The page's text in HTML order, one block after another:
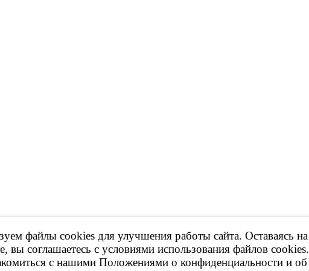
контрактных ДВС, КПП и др.
сайта,ссылка на ресурс обязательна!
файлы cookies для улучшения работы сайта. Оставаясь на
вы соглашаетесь с условиями использования файлов cookies.
с нашими Положениями о конфиденциальности и об